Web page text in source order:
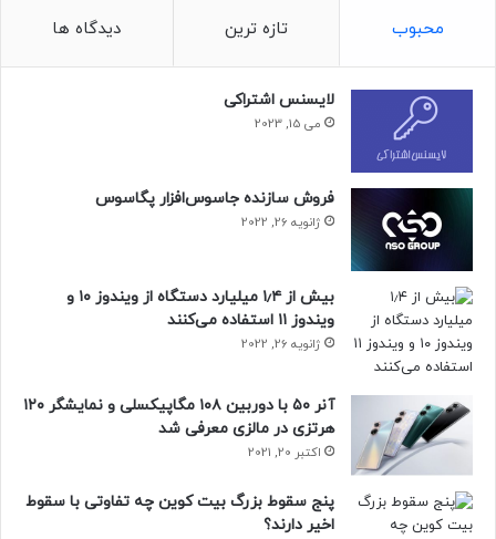
دور ChatGPT را خط کشید
منبع : زومیت
آموزش
محبوب تازه ترین دیدگاه ها
لایسنس اشتراکی
می 15, 2023
فروش سازنده جاسوس‌افزار پگاسوس
ژانویه 26, 2022
بیش از ۱٫۴ میلیارد دستگاه از ویندوز ۱۰ و
ویندوز ۱۱ استفاده می‌کنند
ژانویه 26, 2022
آنر ۵۰ با دوربین ۱۰۸ مگاپیکسلی و نمایشگر ۱۲۰
هرتزی در مالزی معرفی شد
اکتبر 20, 2021
پنج سقوط بزرگ بیت کوین چه تفاوتی با سقوط
اخیر دارند؟